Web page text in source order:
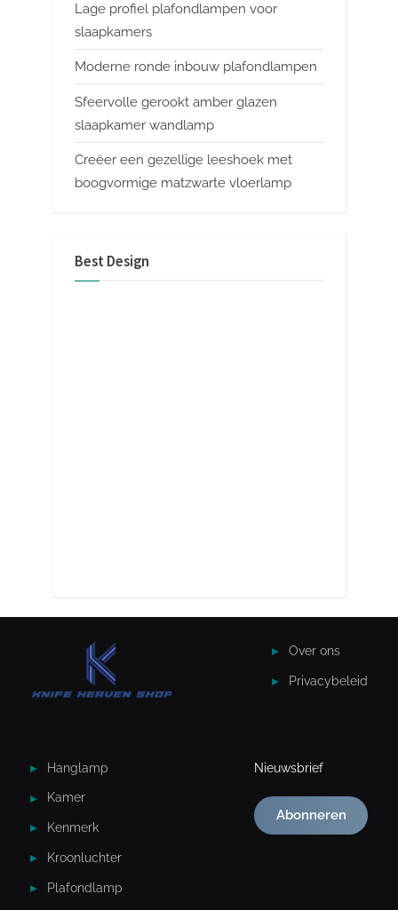
Lage profiel plafondlampen voor
slaapkamers
Moderne ronde inbouw plafondlampen
Sfeervolle gerookt amber glazen
slaapkamer wandlamp
Creëer een gezellige leeshoek met
boogvormige matzwarte vloerlamp
Best Design
Over ons
Privacybeleid
Hanglamp
Kamer
Kenmerk
Kroonluchter
Plafondlamp
Nieuwsbrief
Abonneren